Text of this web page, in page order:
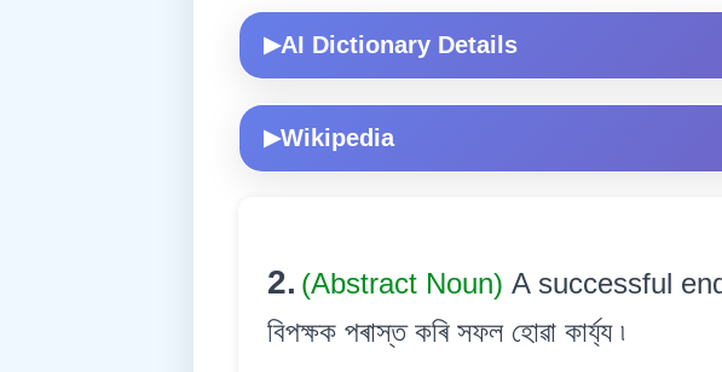
▶AI Dictionary Details
▶Wikipedia
2. (Abstract Noun) A successful
বিপক্ষক পৰাস্ত কৰি সফল হোৱা কাৰ্য্য ৷